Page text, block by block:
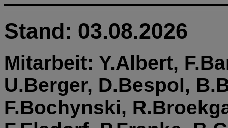
Stand: 03.08.2026
Mitarbeit: Y.Albert,
U.Berger, D.Bespol,
F.Bochynski,